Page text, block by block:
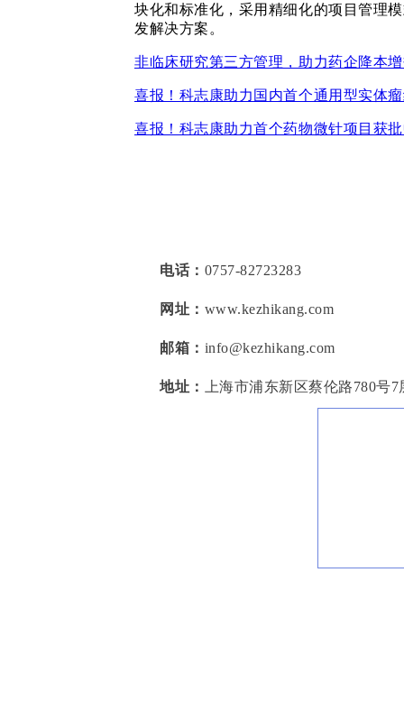
块化和标准化，采用精细化的项目管理
发解决方案。
非临床研究第三方管理，助力药企降本
喜报！科志康助力国内首个通用型实体
喜报！科志康助力首个药物微针项目获
电话： 0757-82723283
网址： www.kezhikang.com
邮箱： info@kezhikang.com
地址： 上海市浦东新区蔡伦路780号7